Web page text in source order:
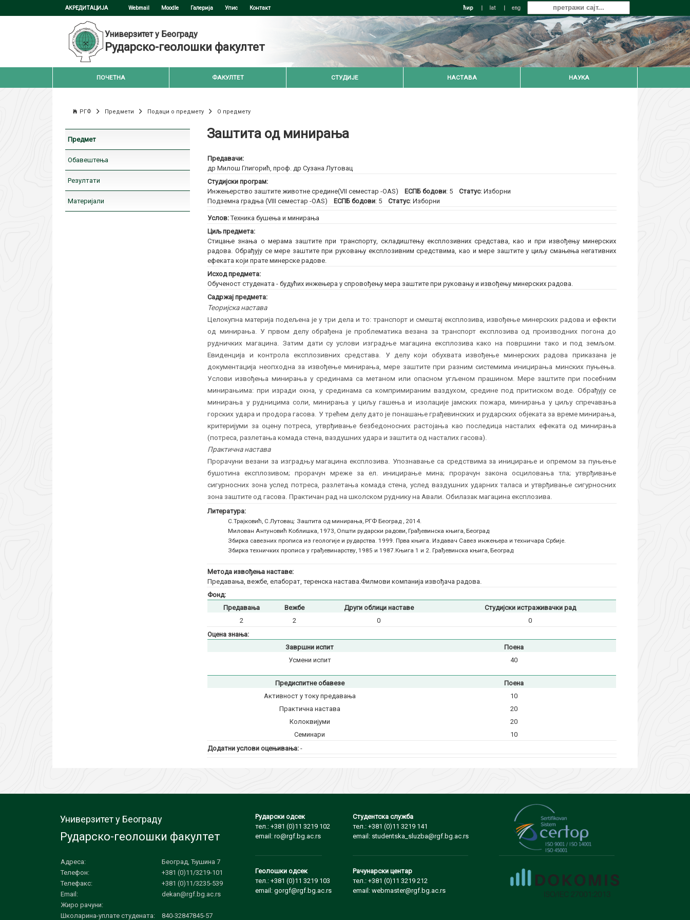
АКРЕДИТАЦИЈА Webmail Moodle Галерија Упис Контакт ћир | lat | eng
Универзитет у Београду
Рударско-геолошки факултет
ПОЧЕТНА ФАКУЛТЕТ СТУДИЈЕ НАСТАВА НАУКА
РГФ Предмети Подаци о предмету О предмету
Предмет
Обавештења
Резултати
Материјали
Заштита од минирања
Предавачи:
др Милош Глигорић,проф. др Сузана Лутовац
Студијски програм:
Инжењерство заштите животне средине(VII семестар -OAS)
ЕСПБ бодови: 5Статус: Изборни
Подземна градња (VIII семестар -OAS)
ЕСПБ бодови: 5Статус: Изборни
Услов:Техника бушења и минирања
Циљ предмета:
Стицање знања о мерама заштите при транспорту, складиштењу експлозивних средстава, као и при извођењу минерских
радова. Обрађују се мере заштите при руковању експлозивним средствима, као и мере заштите у циљу смањења негативних
ефеката који прате минерске радове.
Исход предмета:
Обученост студената - будућих инжењера у спровођењу мера заштите при руковању и извођењу минерских радова.
Садржај предмета:
Теоријска настава
Целокупна материја подељена је у три дела и то: транспорт и смештај експлозива, извођење минерских радова и ефекти
од минирања. У првом делу обрађена је проблематика везана за транспорт експлозива од производних погона до
рудничких магацина. Затим дати су услови изградње магацина експлозива како на површини тако и под земљом.
Евиденција и контрола експлозивних средстава. У делу који обухвата извођење минерских радова приказана је
документација неопходна за извођење минирања, мере заштите при разним системима иницирања минских пуњења.
Услови извођења минирања у срединама са метаном или опасном угљеном прашином. Мере заштите при посебним
минирањима: при изради окна, у срединама са компримираним ваздухом, средине под притиском воде. Обрађују се
минирања у рудницима соли, минирања у циљу гашења и изолације јамских пожара, минирања у циљу спречавања
горских удара и продора гасова. У трећем делу дато је понашање грађевинских и рударских објеката за време минирања,
критеријуми за оцену потреса, утврђивање безбедоносних растојања као последица насталих ефеката од минирања
(потреса, разлетања комада стена, ваздушних удара и заштита од насталих гасова).
Практична настава
Прорачуни везани за изградњу магацина експлозива. Упознавање са средствима за иницирање и опремом за пуњење
бушотина експлозивом; прорачун мреже за ел. иницирање мина; прорачун закона осциловања тла; утврђивање
сигурносних зона услед потреса, разлетања комада стена, услед ваздушних ударних таласа и утврђивање сигурносних
зона заштите од гасова. Практичан рад на школском руднику на Авали. Обилазак магацина експлозива.
Литература:
С.Трајковић, С.Лутовац: Заштита од минирања, РГФ Београд , 2014.
Милован Антуновић Коблишка, 1973, Општи рударски радови, Грађевинска књига, Београд
Збирка савезних прописа из геологије и рударства. 1999. Прва књига. Издавач Савез инжењера и техничара Србије.
Збирка техничких прописа у грађевинарству, 1985 и 1987.Књига 1 и 2. Грађевинска књига, Београд
Метода извођења наставе:
Предавања, вежбе, елаборат, теренска настава.Филмови компанија извођача радова.
Фонд:
Предавања
Вежбе Други облици наставе
Студијски истраживачки рад
2
2 0
0
Оцена знања:
Завршни испит
Поена
Усмени испит
40
Предиспитне обавезе
Поена
Активност у току предавања
10
Практична настава
20
Колоквијуми
20
Семинари
10
Додатни услови оцењивања:-
Универзитет у Београду
Рударско-геолошки факултет
Адреса:
Београд, Ђушина 7
Телефон:
+381 (0)11/3219-101
Телефакс:
+381 (0)11/3235-539
Email:
dekan@rgf.bg.ac.rs
Жиро рачуни:
Школарина-уплате студената:
840-32847845-57
Рударски одсек
тел.: +381 (0)11 3219 102
email: ro@rgf.bg.ac.rs
Геолошки одсек
тел.: +381 (0)11 3219 103
email: gorgf@rgf.bg.ac.rs
Студентска служба
тел.: +381 (0)11 3219 141
email: studentska_sluzba@rgf.bg.ac.rs
Рачунарски центар
тел.: +381 (0)11 3219 212
email: webmaster@rgf.bg.ac.rs